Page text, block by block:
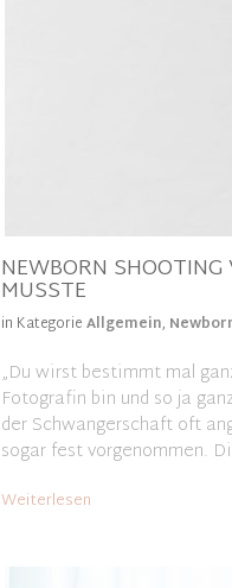
NEWBORN
MUSSTE
in KategorieAllgemein,
„Du wirst bestimmt mal
Fotografin bin und so ja
der Schwangerschaft oft
sogar fest vorgenommen.
Weiterlesen